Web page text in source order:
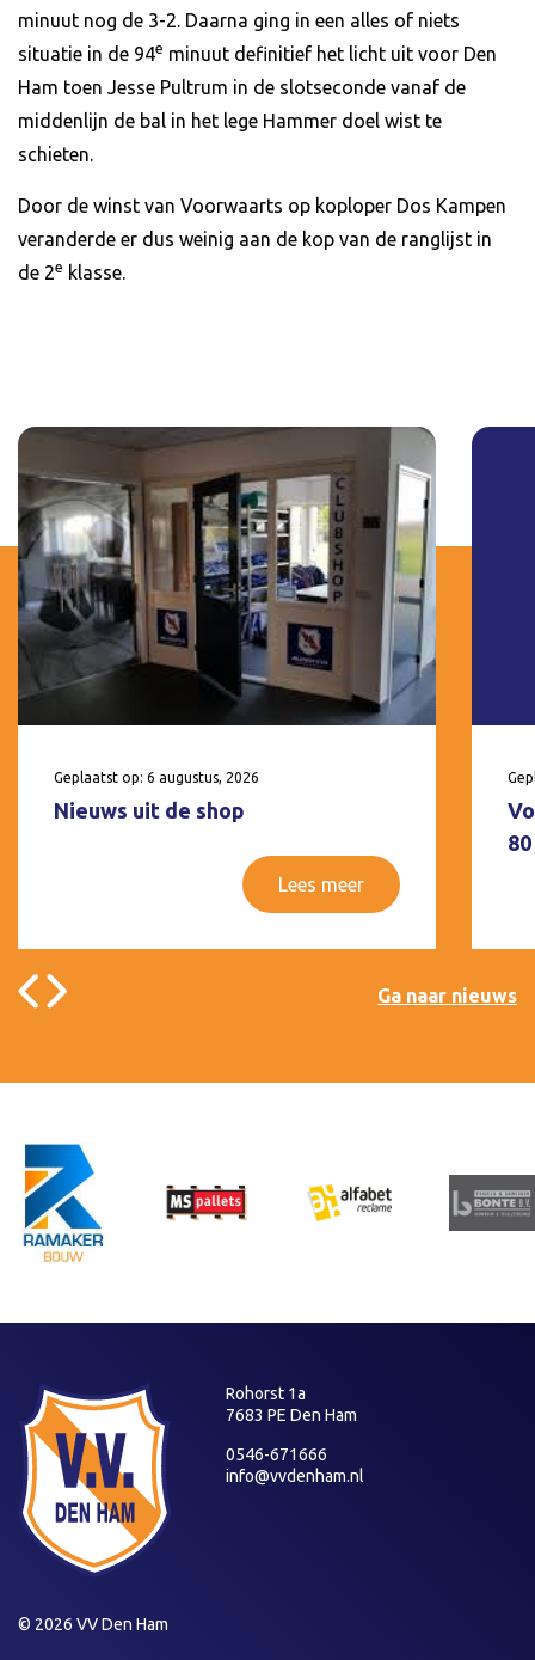
minuut nog de 3-2. Daarna ging in een alles of niets
situatie in de 94e minuut definitief het licht uit voor Den
Ham toen Jesse Pultrum in de slotseconde vanaf de
middenlijn de bal in het lege Hammer doel wist te
schieten.
Door de winst van Voorwaarts op koploper Dos Kampen
veranderde er dus weinig aan de kop van de ranglijst in
de 2e klasse.
Geplaatst op: 6 augustus, 2026
Nieuws uit de shop
Lees meer
Ga naar nieuws
Rohorst 1a
7683 PE Den Ham
0546-671666
info@vvdenham.nl
© 2026 VV Den Ham